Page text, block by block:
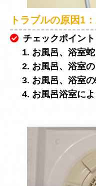
トラブルの原因1
チェックポイント
1. お風呂、浴室
2. お風呂、浴室
3. お風呂、浴室
4. お風呂浴室に